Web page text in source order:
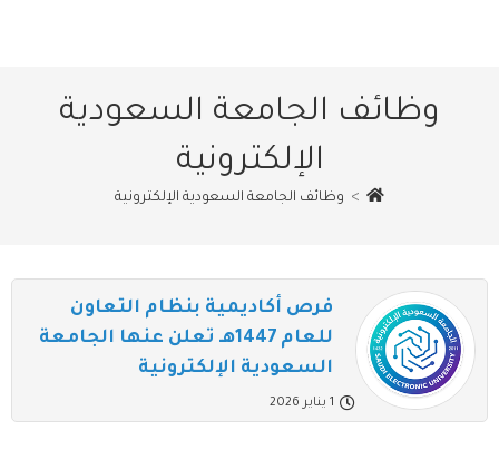
وظائف الجامعة السعودية
الإلكترونية
> وظائف الجامعة السعودية الإلكترونية
فرص أكاديمية بنظام التعاون
للعام 1447هـ تعلن عنها الجامعة
السعودية الإلكترونية
1 يناير 2026